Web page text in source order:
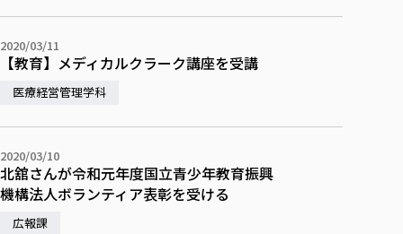
2020/03/11
【教育】メディカルクラーク講座を受講
医療経営管理学科
2020/03/10
北舘さんが令和元年度国立青少年教育振興
機構法人ボランティア表彰を受ける
広報課